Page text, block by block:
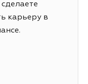
карьеру в